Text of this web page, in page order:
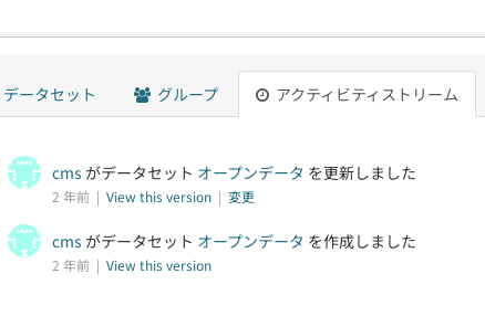
データセット グループ アクティビティストリーム
cms がデータセット オープンデータ を更新しました
2 年前 | View this version | 変更
cms がデータセット オープンデータ を作成しました
2 年前 | View this version